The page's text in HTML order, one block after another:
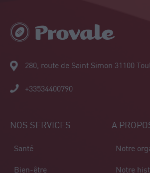
280, route de Saint Simon 31100
+33534400790
NOS SERVICES
Santé
Bien-être
A
Notre
Notre